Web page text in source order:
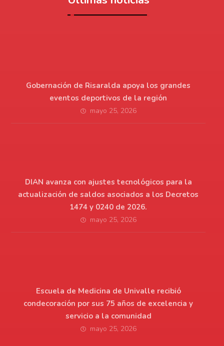
Gobernación de Risaralda apoya los grandes
eventos deportivos de la región
mayo 25, 2026
DIAN avanza con ajustes tecnológicos para la
actualización de saldos asociados a los Decretos
1474 y 0240 de 2026.
mayo 25, 2026
Escuela de Medicina de Univalle recibió
condecoración por sus 75 años de excelencia y
servicio a la comunidad
mayo 25, 2026